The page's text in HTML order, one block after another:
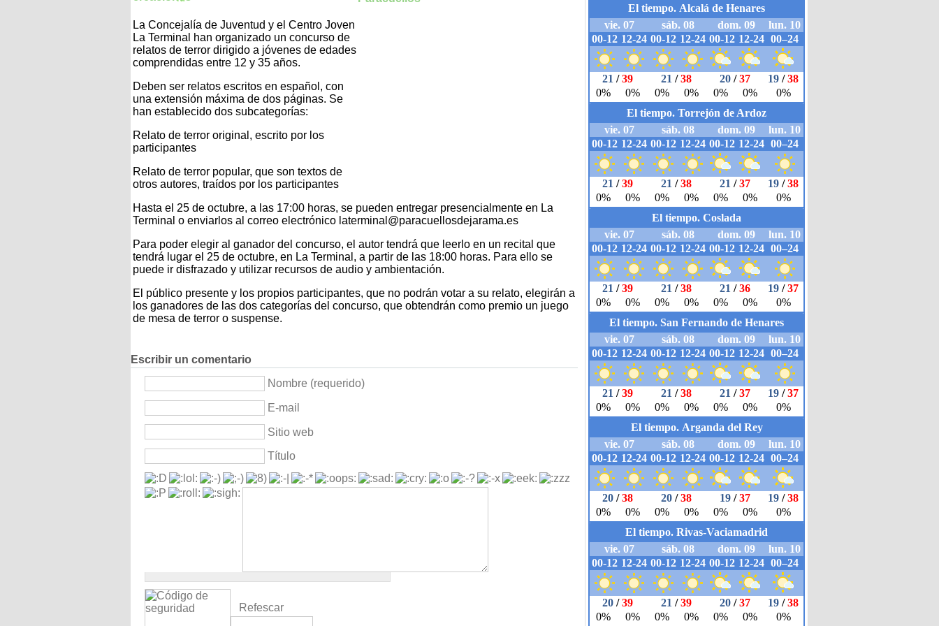
La Concejalía de Juventud y el Centro Joven
La Terminal han organizado un concurso de
relatos de terror dirigido a jóvenes de edades
comprendidas entre 12 y 35 años.
Deben ser relatos escritos en español, con
una extensión máxima de dos páginas. Se
han establecido dos subcategorías:
Relato de terror original, escrito por los
participantes
Relato de terror popular, que son textos de
otros autores, traídos por los participantes
Hasta el 25 de octubre, a las 17:00 horas, se pueden entregar presencialmente en La
Terminal o enviarlos al correo electrónico laterminal@paracuellosdejarama.es
Para poder elegir al ganador del concurso, el autor tendrá que leerlo en un recital que
tendrá lugar el 25 de octubre, en La Terminal, a partir de las 18:00 horas. Para ello se
puede ir disfrazado y utilizar recursos de audio y ambientación.
El público presente y los propios participantes, que no podrán votar a su relato, elegirán a
los ganadores de las dos categorías del concurso, que obtendrán como premio un juego
de mesa de terror o suspense.
Escribir un comentario
Nombre (requerido)
E-mail
Sitio web
Título
Refescar